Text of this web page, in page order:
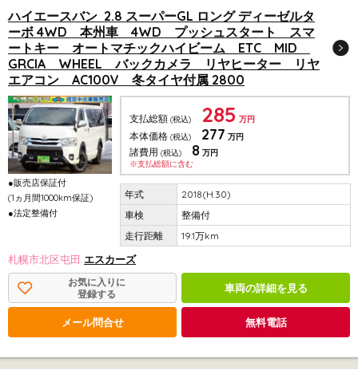
ハイエースバン 2.8 スーパーGL ロング ディーゼルタ
ーボ 4WD 本州車 4WD プッシュスタート スマ
ートキー オートマチックハイビーム ETC MID
GRCIA WHEEL バックカメラ リヤヒーター リヤ
エアコン AC100V 冬タイヤ付属 2800
●販売店保証付
(1ヵ月間1000km保証)
●法定整備付
支払総額 (税込) 285 万円
本体価格 (税込) 277 万円
諸費用 (税込) 8 万円
※支払総額に含む
2018(H.30)
整備付
19.1万km
札幌市北区屯田 エスカーズ
お気に入りに
登録する
車両の詳細を見る
メール問合せ 無料電話